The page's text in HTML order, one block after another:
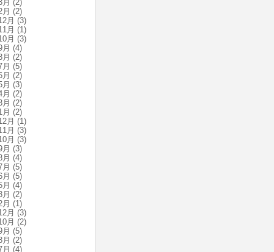
(2)
(2)
月 (3)
月 (1)
月 (3)
(4)
(2)
(5)
(2)
(3)
(2)
(2)
(2)
月 (1)
月 (3)
月 (3)
(3)
(4)
(5)
(5)
(4)
(2)
(1)
月 (3)
月 (2)
(5)
(2)
(4)